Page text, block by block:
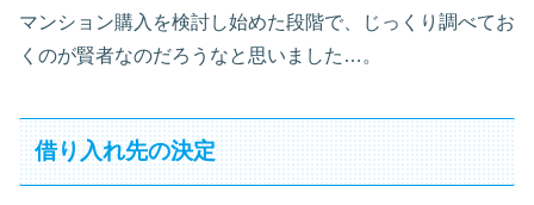
マンション購入を検討し始めた段階で、じっくり調べてお
くのが賢者なのだろうなと思いました…。
借り入れ先の決定